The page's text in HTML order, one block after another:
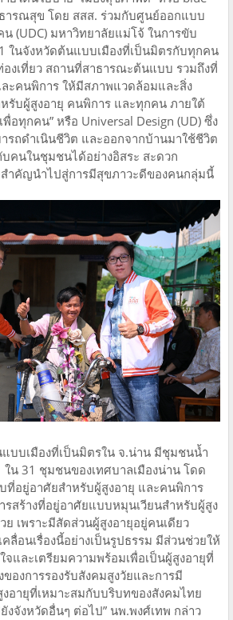
ารณสุข โดย สสส. ร่วมกับศูนย์ออกแบบ
(UDC) มหาวิทยาลัยแม่โจ้ ในการขับ
ในจังหวัดต้นแบบเมืองที่เป็นมิตรกับทุกคน
งเที่ยว สถานที่สาธารณะต้นแบบ รวมถึงที่
ะคนพิการ ให้มีสภาพแวดล้อมและสิ่ง
รับผู้สูงอายุ คนพิการ และทุกคน ภายใต้
อทุกคน” หรือ Universal Design (UD) ซึ่ง
รถดำเนินชีวิต และออกจากบ้านมาใช้ชีวิต
คนในชุมชนได้อย่างอิสระ สะดวก
ำคัญนำไปสู่การมีสุขภาวะดีของคนกลุ่มนี้
บบเมืองที่เป็นมิตรใน จ.น่าน มีชุมชนน้ำ
น 31 ชุมชนของเทศบาลเมืองน่าน โดด
ที่อยู่อาศัยสำหรับผู้สูงอายุ และคนพิการ
สร้างที่อยู่อาศัยแบบหมุนเวียนสำหรับผู้สูง
ย เพราะมีสัดส่วนผู้สูงอายุอยู่คนเดียว
ลื่อนเรื่องนี้อย่างเป็นรูปธรรม มีส่วนช่วยให้
จและเตรียมความพร้อมเพื่อเป็นผู้สูงอายุที่
องการรองรับสังคมสูงวัยและการมี
ายุที่เหมาะสมกับบริบทของสังคมไทย
งจังหวัดอื่นๆ ต่อไป” นพ.พงศ์เทพ กล่าว